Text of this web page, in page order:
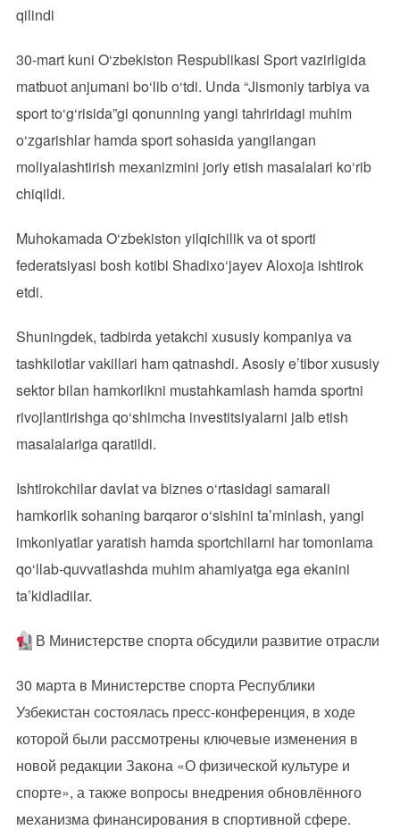
qilindi
30-mart kuni O‘zbekiston Respublikasi Sport vazirligida
matbuot anjumani bo‘lib o‘tdi. Unda “Jismoniy tarbiya va
sport to‘g‘risida”gi qonunning yangi tahriridagi muhim
o‘zgarishlar hamda sport sohasida yangilangan
moliyalashtirish mexanizmini joriy etish masalalari ko‘rib
chiqildi.
Muhokamada O‘zbekiston yilqichilik va ot sporti
federatsiyasi bosh kotibi Shadixo‘jayev Aloxoja ishtirok
etdi.
Shuningdek, tadbirda yetakchi xususiy kompaniya va
tashkilotlar vakillari ham qatnashdi. Asosiy e’tibor xususiy
sektor bilan hamkorlikni mustahkamlash hamda sportni
rivojlantirishga qo‘shimcha investitsiyalarni jalb etish
masalalariga qaratildi.
Ishtirokchilar davlat va biznes o‘rtasidagi samarali
hamkorlik sohaning barqaror o‘sishini ta’minlash, yangi
imkoniyatlar yaratish hamda sportchilarni har tomonlama
qo‘llab-quvvatlashda muhim ahamiyatga ega ekanini
ta’kidladilar.
В Министерстве спорта обсудили развитие отрасли
30 марта в Министерстве спорта Республики
Узбекистан состоялась пресс-конференция, в ходе
которой были рассмотрены ключевые изменения в
новой редакции Закона «О физической культуре и
спорте», а также вопросы внедрения обновлённого
механизма финансирования в спортивной сфере.